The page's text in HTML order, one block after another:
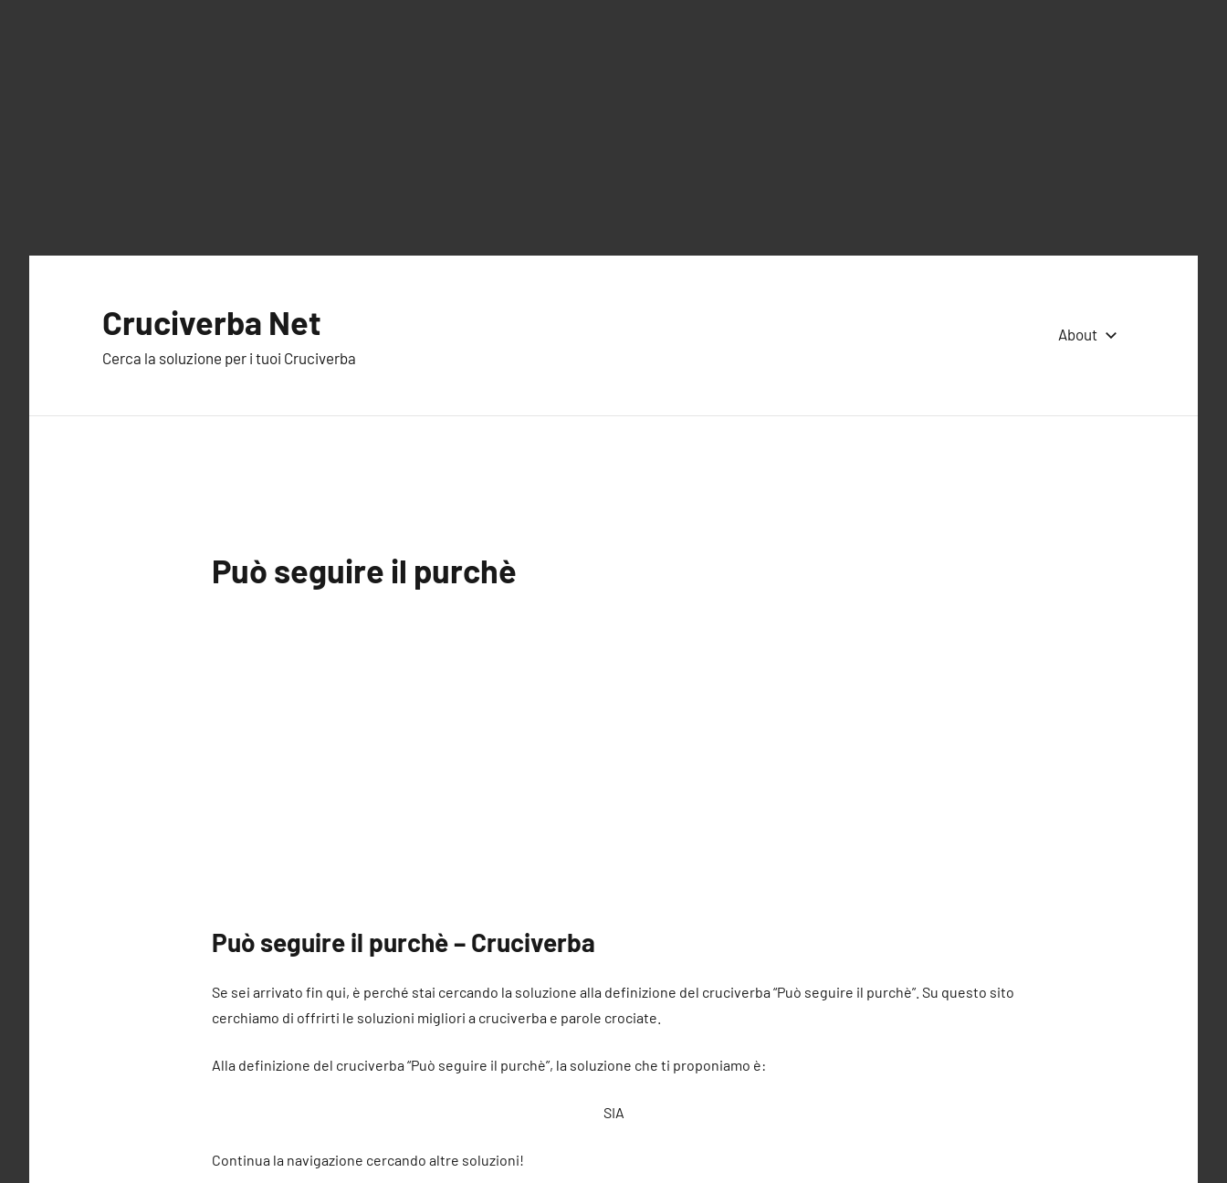
Cruciverba Net
Cerca la soluzione per i tuoi Cruciverba
About
Può seguire il purchè
Può seguire il purchè – Cruciverba
Se sei arrivato fin qui, è perché stai cercando la soluzione alla definizione del cruciverba “Può seguire il purchè”. Su questo sito
cerchiamo di offrirti le soluzioni migliori a cruciverba e parole crociate.
Alla definizione del cruciverba “Può seguire il purchè”, la soluzione che ti proponiamo è:
SIA
Continua la navigazione cercando altre soluzioni!